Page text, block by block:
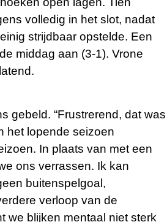
volledig in het slot, nadat
strijdbaar opstelde. Een
middag aan (3-1). Vrone
gebeld. “Frustrerend, dat was
het lopende seizoen
In plaats van met een
ons verrassen. Ik kan
buitenspelgoal,
verloop van de
we blijken mentaal niet sterk